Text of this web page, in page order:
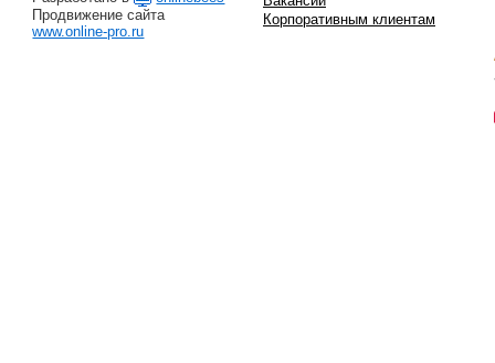
Продвижение сайта
www.online-pro.ru
Корпоративным клиентам